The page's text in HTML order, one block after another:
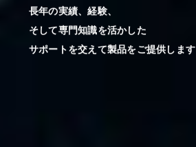
長年の実績、経験、
そして専門知識を活かした
サポートを交えて製品をご提供します